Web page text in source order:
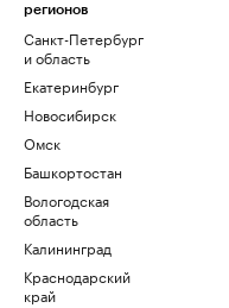
регионов
Санкт-Петербург
и область
Екатеринбург
Новосибирск
Омск
Башкортостан
Вологодская
область
Калининград
Краснодарский
край